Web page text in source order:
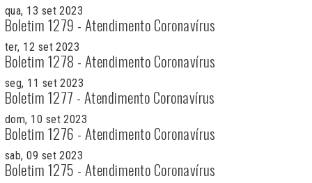
qua, 13 set 2023
Boletim 1279 - Atendimento Coronavírus
ter, 12 set 2023
Boletim 1278 - Atendimento Coronavírus
seg, 11 set 2023
Boletim 1277 - Atendimento Coronavírus
dom, 10 set 2023
Boletim 1276 - Atendimento Coronavírus
sab, 09 set 2023
Boletim 1275 - Atendimento Coronavírus